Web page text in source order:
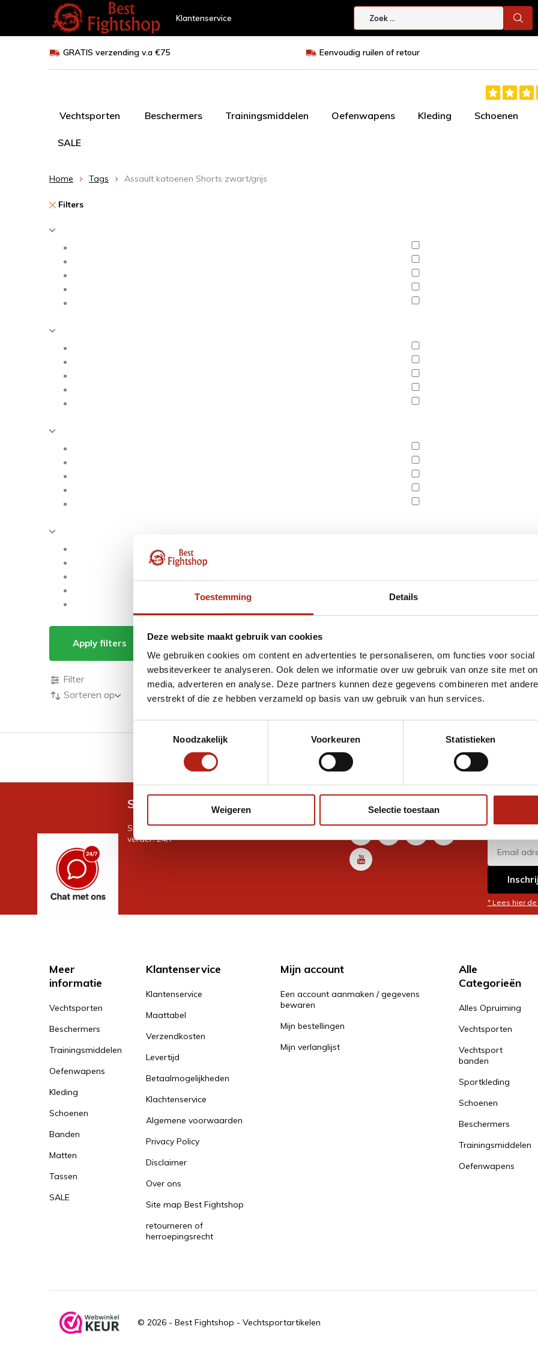
Toestemming Details
Deze website maakt gebruik van cookies
We gebruiken cookies om content en advertenties te personaliseren, om functies voor
websiteverkeer te analyseren. Ook delen we informatie over uw gebruik van onze site met
media, adverteren en analyse. Deze partners kunnen deze gegevens combineren met
verstrekt of die ze hebben verzameld op basis van uw gebruik van hun services.
Noodzakelijk
Voorkeuren Statistieken
Weigeren Selectie toestaan
Klantenservice
GRATIS verzending v.a €75 Eenvoudig ruilen of retour
Vechtsporten Beschermers Trainingsmiddelen Oefenwapens Kleding Schoenen
SALE
Home Tags Assault katoenen Shorts zwart/grijs
Filters
Apply filters Producten getagd met Assault katoenen Shorts zwart/grijs
Producten
Filter
Sorteren op
GRATIS verzending v.a €75 Eenvoudig ruilen of retour
Snel antwoord op je vraag?
Stel je vraag in de chat, en we helpen je graag
verder. 24/7
Volg ons
* Lees hier
Meer
informatie
Vechtsporten
Beschermers
Trainingsmiddelen
Oefenwapens
Kleding
Schoenen
Banden
Matten
Tassen
SALE
Klantenservice
Klantenservice
Maattabel
Verzendkosten
Levertijd
Betaalmogelijkheden
Klachtenservice
Algemene voorwaarden
Privacy Policy
Disclaimer
Over ons
Site map Best Fightshop
retourneren of
herroepingsrecht
Mijn account
Een account aanmaken / gegevens
bewaren
Mijn bestellingen
Mijn verlanglijst
Alle
Categorieën
Alles Opruiming
Vechtsporten
Vechtsport
banden
Sportkleding
Schoenen
Beschermers
Trainingsmiddelen
Oefenwapens
© 2026 - Best Fightshop - Vechtsportartikelen